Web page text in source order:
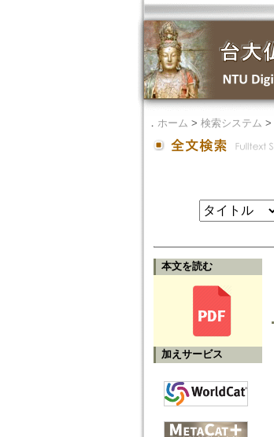
． ホーム > 検索システム >
本文を読む
加えサービス